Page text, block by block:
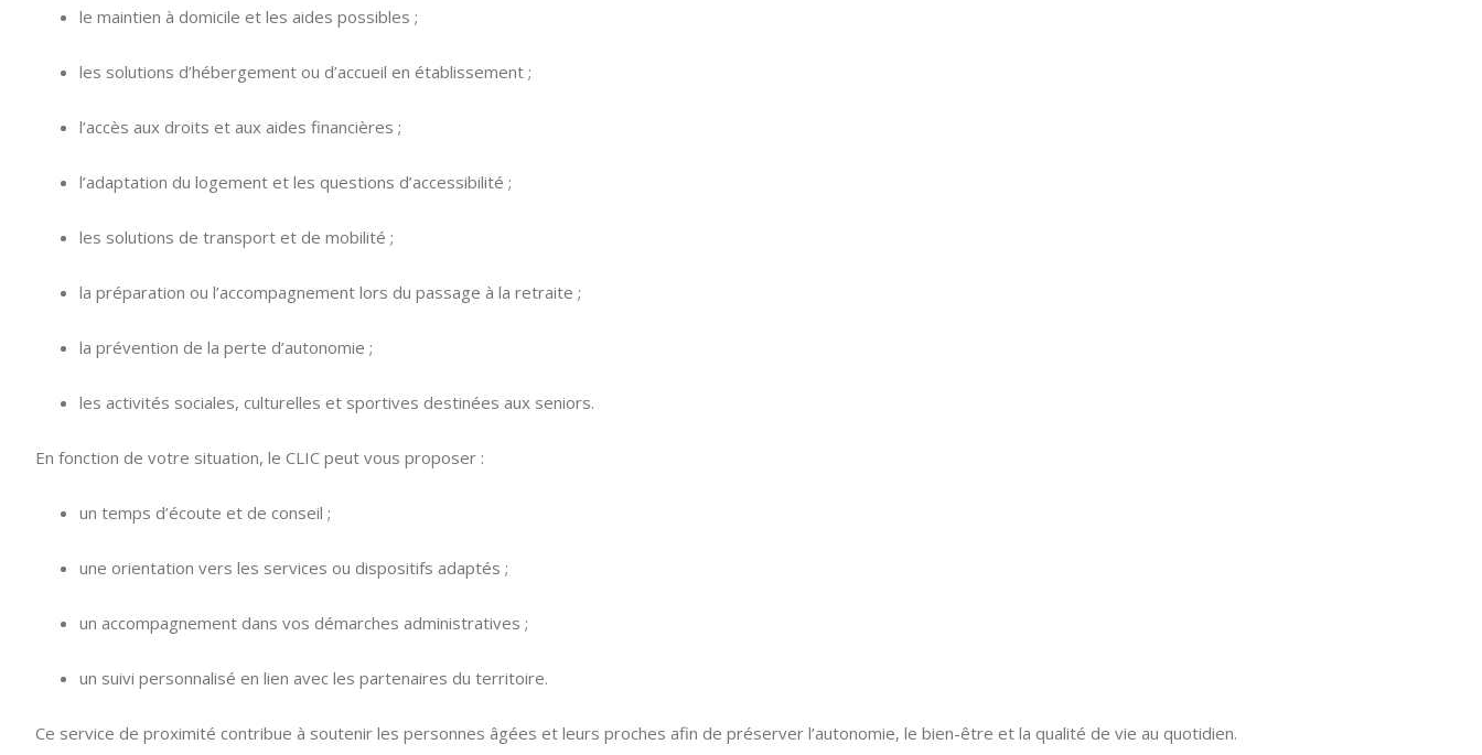
le maintien à domicile et les aides possibles ;
les solutions d’hébergement ou d’accueil en établissement ;
l’accès aux droits et aux aides financières ;
l’adaptation du logement et les questions d’accessibilité ;
les solutions de transport et de mobilité ;
la préparation ou l’accompagnement lors du passage à la retraite ;
la prévention de la perte d’autonomie ;
les activités sociales, culturelles et sportives destinées aux seniors.
En fonction de votre situation, le CLIC peut vous proposer :
un temps d’écoute et de conseil ;
une orientation vers les services ou dispositifs adaptés ;
un accompagnement dans vos démarches administratives ;
un suivi personnalisé en lien avec les partenaires du territoire.
Ce service de proximité contribue à soutenir les personnes âgées et leurs proches afin de préserver l’autonomie, le bien-être et la qualité de vie au quotidien.